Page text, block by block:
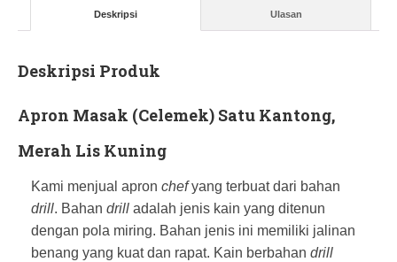
Deskripsi Ulasan
Deskripsi Produk
Apron Masak (Celemek) Satu Kantong,
Merah Lis Kuning
Kami menjual apron chefyang terbuat dari bahan
drill. Bahan drill adalah jenis kain yang ditenun
dengan pola miring. Bahan jenis ini memiliki jalinan
benang yang kuat dan rapat. Kain berbahan drill